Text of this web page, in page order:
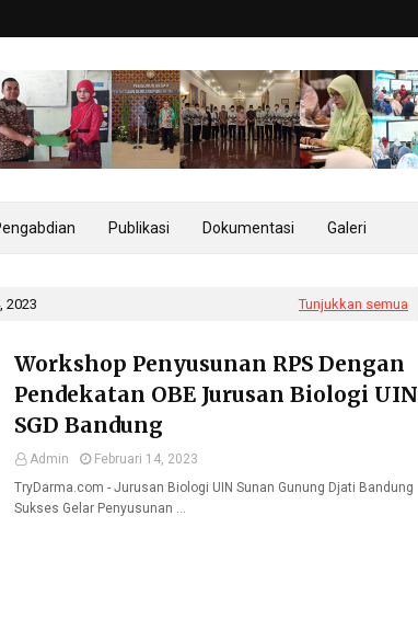
Publikasi Dokumentasi Galeri
2023 Tunjukkan semua
Workshop Penyusunan RPS Dengan
Pendekatan OBE Jurusan Biologi UIN
SGD Bandung
Admin
Februari 14, 2023
TryDarma.com - Jurusan Biologi UIN Sunan Gunung Djati Bandung
Sukses Gelar Penyusunan …